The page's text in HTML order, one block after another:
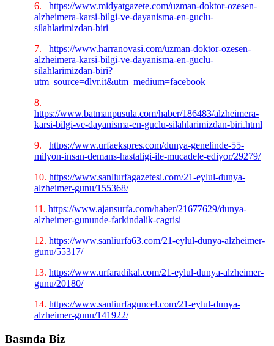
6.
https://www.midyatgazete.com/uzman-doktor-ozesen-
alzheimera-karsi-bilgi-ve-dayanisma-en-guclu-
silahlarimizdan-biri
7.
https://www.harranovasi.com/uzman-doktor-ozesen-
alzheimera-karsi-bilgi-ve-dayanisma-en-guclu-
silahlarimizdan-biri?
utm_source=dlvr.it&utm_medium=facebook
8.
https://www.batmanpusula.com/haber/186483/alzheimera-
karsi-bilgi-ve-dayanisma-en-guclu-silahlarimizdan-biri.html
9.
https://www.urfaekspres.com/dunya-genelinde-55-
milyon-insan-demans-hastaligi-ile-mucadele-ediyor/29279/
10. https://www.sanliurfagazetesi.com/21-eylul-dunya-
alzheimer-gunu/155368/
11. https://www.ajansurfa.com/haber/21677629/dunya-
alzheimer-gununde-farkindalik-cagrisi
12. https://www.sanliurfa63.com/21-eylul-dunya-alzheimer-
gunu/55317/
13. https://www.urfaradikal.com/21-eylul-dunya-alzheimer-
gunu/20180/
14. https://www.sanliurfaguncel.com/21-eylul-dunya-
alzheimer-gunu/141922/
Basında Biz